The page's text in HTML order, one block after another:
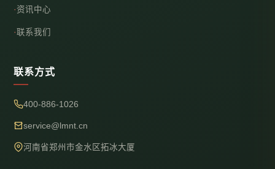
资讯中心
联系我们
联系方式
400-886-1026
service@lmnt.cn
河南省郑州市金水区拓冰大厦